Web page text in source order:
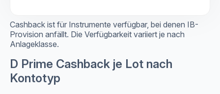
Cashback ist für Instrumente verfügbar, bei denen IB-
Provision anfällt. Die Verfügbarkeit variiert je nach
Anlageklasse.
D Prime Cashback je Lot nach
Kontotyp